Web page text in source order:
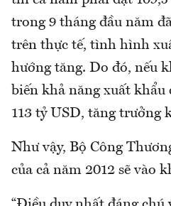
trong 9 tháng đầu năm
trên thực tế, tình hình
hướng tăng. Do đó, nếu
biến khả năng xuất khẩu
113 tỷ USD, tăng trưởng
Như vậy, Bộ Công
của cả năm 2012 sẽ vào